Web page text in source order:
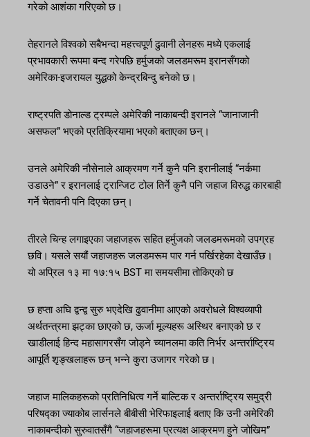
गरेको आशंका गरिएको छ।
तेहरानले विश्वको सबैभन्दा महत्त्वपूर्ण ढुवानी लेनहरू मध्ये एकलाई
प्रभावकारी रूपमा बन्द गरेपछि हर्मुजको जलडमरूम इरानसँगको
अमेरिका-इजरायल युद्धको केन्द्रबिन्दु बनेको छ।
राष्ट्रपति डोनाल्ड ट्रम्पले अमेरिकी नाकाबन्दी इरानले “जानाजानी
असफल” भएको प्रतिक्रियामा भएको बताएका छन्।
उनले अमेरिकी नौसेनाले आक्रमण गर्ने कुनै पनि इरानीलाई “नर्कमा
उडाउने” र इरानलाई ट्रान्जिट टोल तिर्ने कुनै पनि जहाज विरुद्ध कारबाही
गर्ने चेतावनी पनि दिएका छन्।
तीरले चिन्ह लगाइएका जहाजहरू सहित हर्मुजको जलडमरूमको उपग्रह
छवि। यसले सयौं जहाजहरू जलडमरूम पार गर्न पर्खिरहेका देखाउँछ।
यो अप्रिल १३ मा १७:१५ BST मा समयसीमा तोकिएको छ
छ हप्ता अघि द्वन्द्व सुरु भएदेखि ढुवानीमा आएको अवरोधले विश्वव्यापी
अर्थतन्त्रमा झट्का छाएको छ, ऊर्जा मूल्यहरू अस्थिर बनाएको छ र
खाडीलाई हिन्द महासागरसँग जोड्ने च्यानलमा कति निर्भर अन्तर्राष्ट्रिय
आपूर्ति शृङ्खलाहरू छन् भन्ने कुरा उजागर गरेको छ।
जहाज मालिकहरूको प्रतिनिधित्व गर्ने बाल्टिक र अन्तर्राष्ट्रिय समुद्री
परिषद्का ज्याकोब लार्सनले बीबीसी भेरिफाइलाई बताए कि उनी अमेरिकी
नाकाबन्दीको सुरुवातसँगै “जहाजहरूमा प्रत्यक्ष आक्रमण हुने जोखिम”